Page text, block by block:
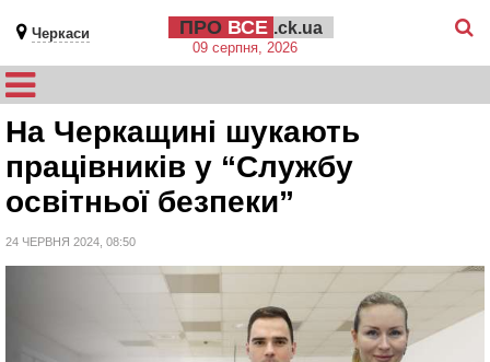
Черкаси ПРО ВСЕ .ck.ua
09 серпня, 2026
На Черкащині шукають
працівників у “Службу
освітньої безпеки”
24 ЧЕРВНЯ 2024, 08:50